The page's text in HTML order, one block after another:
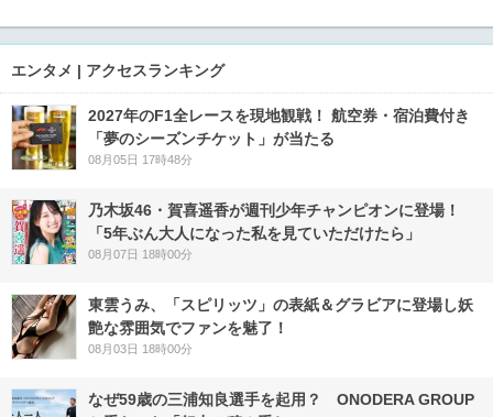
エンタメ | アクセスランキング
2027年のF1全レースを現地観戦！ 航空券・宿泊費付き
「夢のシーズンチケット」が当たる
08月05日 17時48分
乃木坂46・賀喜遥香が週刊少年チャンピオンに登場！
「5年ぶん大人になった私を見ていただけたら」
08月07日 18時00分
東雲うみ、「スピリッツ」の表紙＆グラビアに登場し妖
艶な雰囲気でファンを魅了！
08月03日 18時00分
なぜ59歳の三浦知良選手を起用？ ONODERA GROUP